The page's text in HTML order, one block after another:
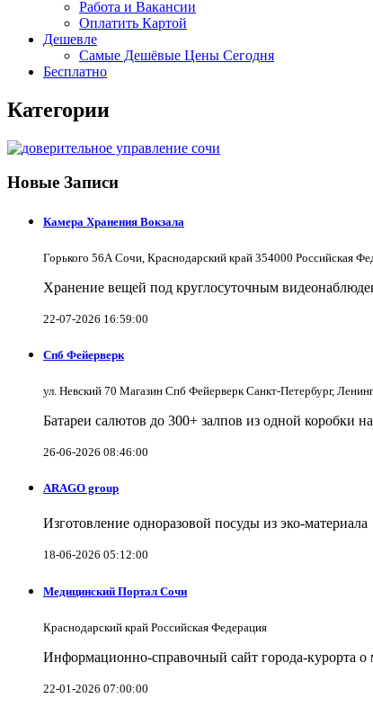
Работа и Вакансии
Оплатить Картой
Дешевле
Самые Дешёвые Цены Сегодня
Бесплатно
Категории
Новые Записи
Камера Хранения Вокзала
Горького 56А Сочи, Краснодарский край 354000 Российская
Хранение вещей под круглосуточным
22-07-2026 16:59:00
Спб Фейерверк
ул. Невский 70 Магазин Спб Фейерверк Санкт-Петербург,
Батареи салютов до 300+ залпов из одной коробки
26-06-2026 08:46:00
ARAGO group
Изготовление одноразовой посуды из эко-материала
18-06-2026 05:12:00
Медицинский Портал Сочи
Краснодарский край Российская Федерация
Информационно-справочный сайт города-курорта о
22-01-2026 07:00:00